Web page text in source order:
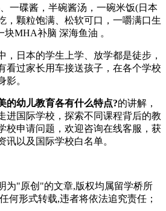
一碟酱，半碗酱汤，一碗米饭(日本
，颗粒饱满、松软可口，一嚼满口生
MHA补脑 深海鱼油 。
日本的学生上学、放学都是徒步，
看过家长用车接送孩子，在各个学校
影。
的幼儿教育各有什么特点?的讲解，
进国际学校，探索不同课程背后的教
校申请问题，欢迎咨询在线客服 ，获
讯以及国际学校白名单。
为"原创"的文章,版权均属留学桥所
何形式转载,违者将依法追究责任；